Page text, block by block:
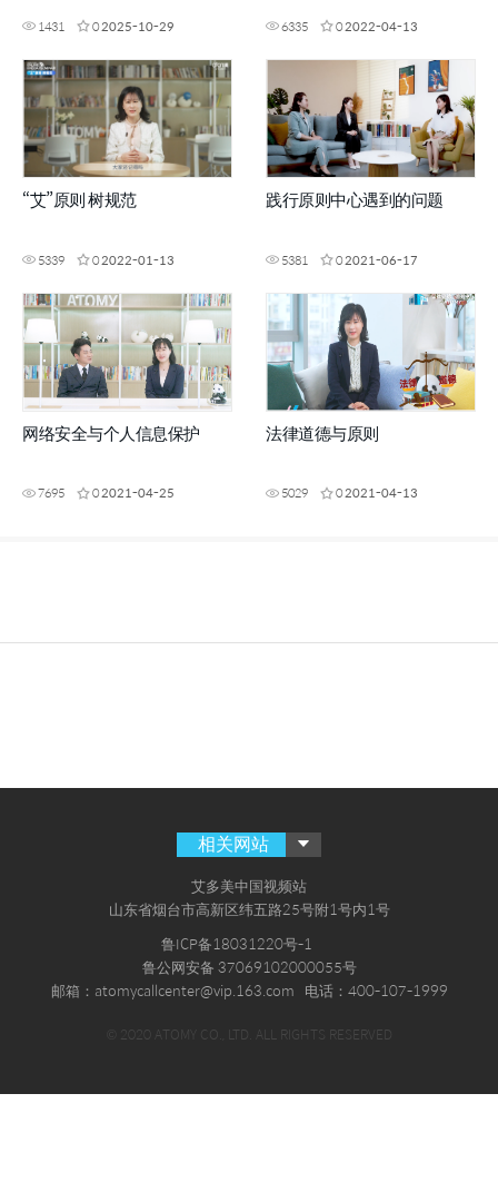
1431 02025-10-29 6335 02022-04-13
“艾”原则 树规范
5339 02022-01-13
践行原则中心遇到的问题
5381 02021-06-17
网络安全与个人信息保护
7695 02021-04-25
法律道德与原则
5029 02021-04-13
相关网站
艾多美中国视频站
山东省烟台市高新区纬五路25号附1号内1号
鲁ICP备18031220号-1
鲁公网安备 37069102000055号
邮箱：atomycallcenter@vip.163.com 电话：400-107-1999
© 2020 ATOMY CO., LTD. ALL RIGHTS RESERVED